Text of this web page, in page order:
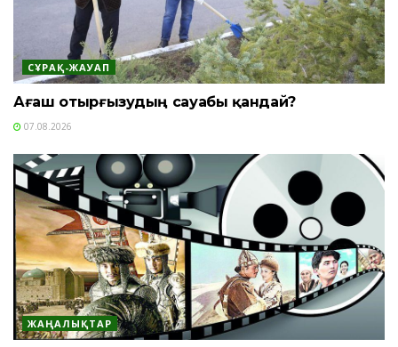
СҰРАҚ-ЖАУАП
Ағаш отырғызудың сауабы қандай?
07.08.2026
ЖАҢАЛЫҚТАР